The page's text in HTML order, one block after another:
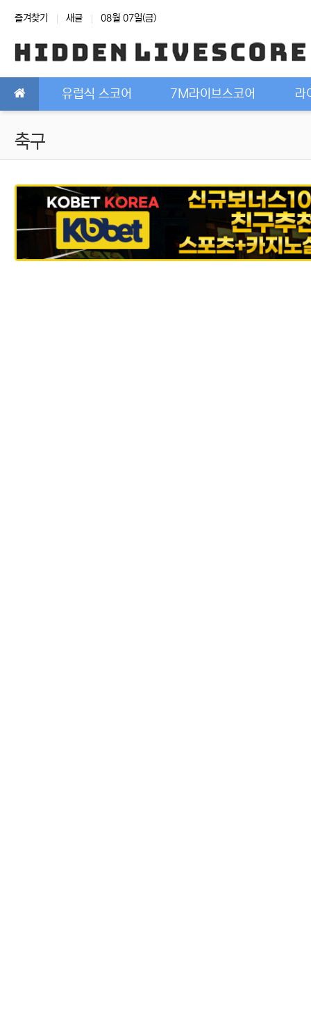
상단 네비
즐겨찾기 새글 08월 07일(금)
메인 메뉴유럽식 스코어 7M라이브스코어 라
축구